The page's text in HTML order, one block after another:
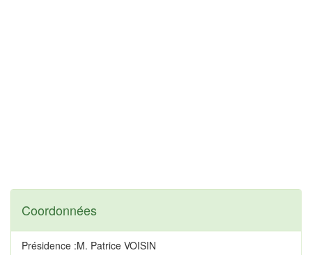
Coordonnées
Présidence :M. Patrice VOISIN